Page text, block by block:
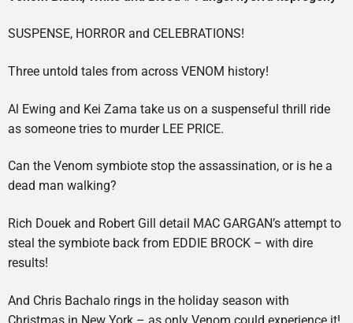
SUSPENSE, HORROR and CELEBRATIONS!
Three untold tales from across VENOM history!
Al Ewing and Kei Zama take us on a suspenseful thrill ride
as someone tries to murder LEE PRICE.
Can the Venom symbiote stop the assassination, or is he a
dead man walking?
Rich Douek and Robert Gill detail MAC GARGAN’s attempt to
steal the symbiote back from EDDIE BROCK – with dire
results!
And Chris Bachalo rings in the holiday season with
Christmas in New York – as only Venom could experience it!